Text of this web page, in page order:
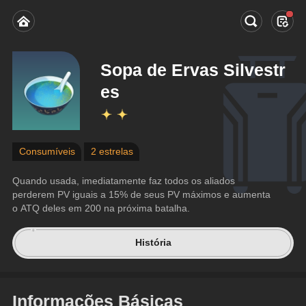
Sopa de Ervas Silvestr
es
Consumíveis 2 estrelas
Quando usada, imediatamente faz todos os aliados
perderem PV iguais a 15% de seus PV máximos e aumenta
o ATQ deles em 200 na próxima batalha.
História
Informações Básicas